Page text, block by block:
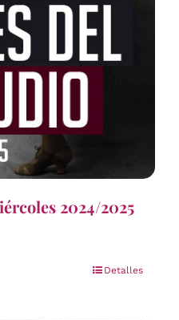
2024/2025
Detalles